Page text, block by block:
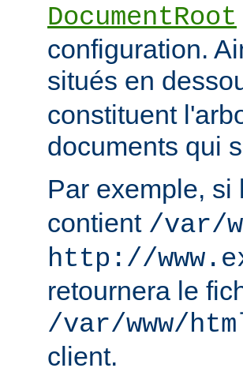
DocumentRoot
configuration.
situés en
constituent
documents qui
Par exemple,
contient /var/
http://
retournera le
/var/www/
client.